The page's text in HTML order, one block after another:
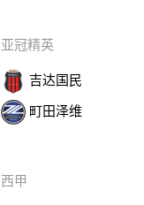
亚冠精英
吉达国民
町田泽维
西甲